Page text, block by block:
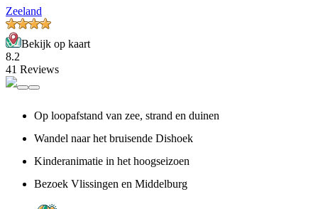
Zeeland
Bekijk op kaart
8.2
41 Reviews
Op loopafstand van zee, strand en duinen
Wandel naar het bruisende Dishoek
Kinderanimatie in het hoogseizoen
Bezoek Vlissingen en Middelburg